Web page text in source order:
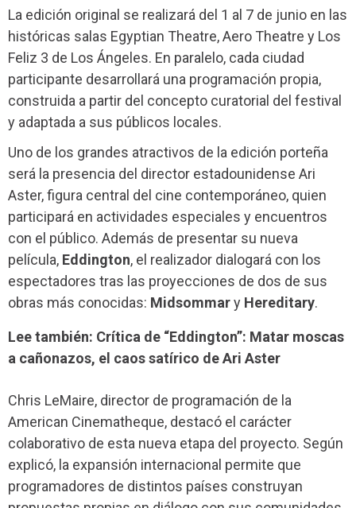
La edición original se realizará del 1 al 7 de junio en las
históricas salas Egyptian Theatre, Aero Theatre y Los
Feliz 3 de Los Ángeles. En paralelo, cada ciudad
participante desarrollará una programación propia,
construida a partir del concepto curatorial del festival
y adaptada a sus públicos locales.
Uno de los grandes atractivos de la edición porteña
será la presencia del director estadounidense Ari
Aster, figura central del cine contemporáneo, quien
participará en actividades especiales y encuentros
con el público. Además de presentar su nueva
película, Eddington, el realizador dialogará con los
espectadores tras las proyecciones de dos de sus
obras más conocidas: Midsommary Hereditary.
Lee también: Crítica de “Eddington”: Matar moscas
a cañonazos, el caos satírico de Ari Aster
Chris LeMaire, director de programación de la
American Cinematheque, destacó el carácter
colaborativo de esta nueva etapa del proyecto. Según
explicó, la expansión internacional permite que
programadores de distintos países construyan